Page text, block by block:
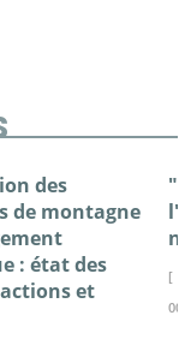
des
de montagne
: état des
et
[